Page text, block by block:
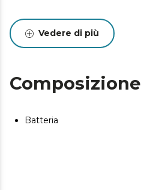
Vedere di più
Composizione
Batteria